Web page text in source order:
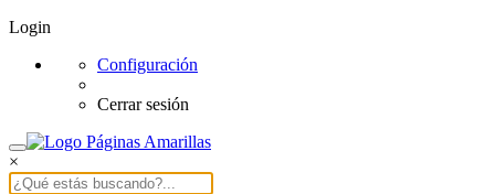
Login
Configuración
Cerrar sesión
×